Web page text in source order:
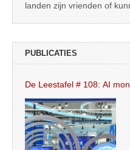
landen zijn vrienden of
PUBLICATIES
De